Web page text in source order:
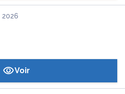
2026
Voir